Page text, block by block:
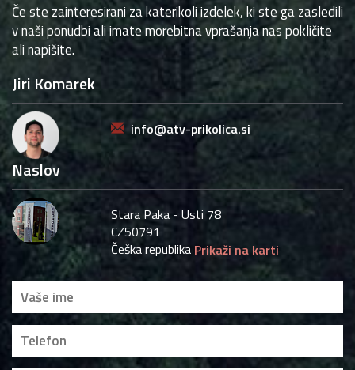
Če ste zainteresirani za katerikoli izdelek, ki ste ga zasledili
v naši ponudbi ali imate morebitna vprašanja nas pokličite
ali napišite.
Jiri Komarek
info@atv-prikolica.si
Naslov
Stara Paka - Usti 78
CZ50791
Češka republika Prikaži na karti